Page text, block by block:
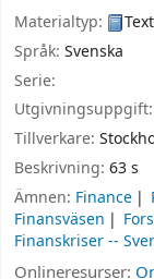
Materialtyp:
Text
Språk: Svenska
Serie:
Utgivningsuppgift:
Tillverkare:
Beskrivning: 63 s
Ämnen: Finance
Finansväsen
Finanskriser --
Onlineresurser: